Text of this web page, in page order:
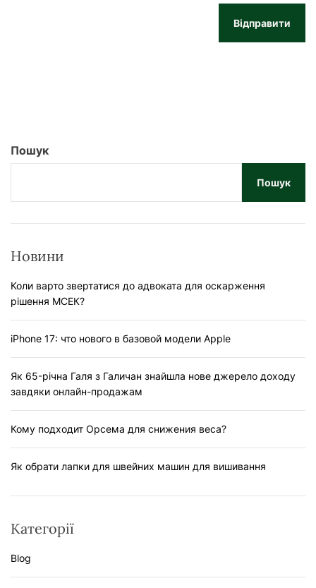
Пошук
Пошук
Новини
Коли варто звертатися до адвоката для оскарження
рішення МСЕК?
iPhone 17: что нового в базовой модели Apple
Як 65-річна Галя з Галичан знайшла нове джерело доходу
завдяки онлайн-продажам
Кому подходит Орсема для снижения веса?
Як обрати лапки для швейних машин для вишивання
Категорії
Blog